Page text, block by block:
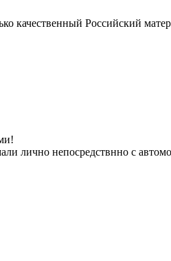
качественный Российский
лично непосредствнно с